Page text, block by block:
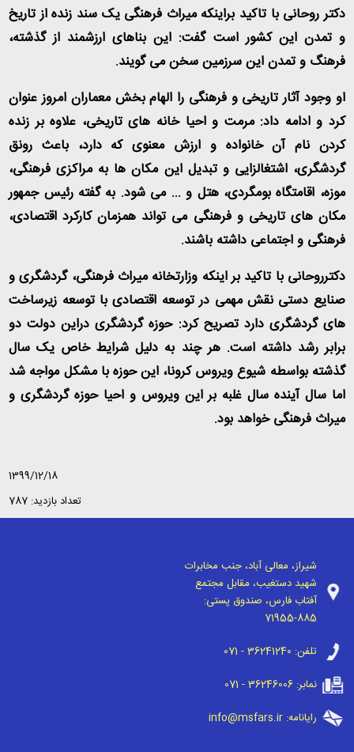
دکتر روحانی با تاکید براینکه میراث فرهنگی یک سند زنده از تاریخ
و تمدن این کشور است گفت: این بناهای ارزشمند از گذشته،
فرهنگ و تمدن این سرزمین سخن می گویند.
او وجود آثار تاریخی و فرهنگی را الهام بخش معماران امروز عنوان
کرد و ادامه داد: مرمت و احیا خانه های تاریخی، علاوه بر زنده
کردن نام آن خانواده و ارزش معنوی که دارد، باعث رونق
گردشگری، اشتغالزایی و تبدیل این مکان ها به مراکزی فرهنگی،
موزه، اقامتگاه بومگردی، هتل و ... می شود. به گفته رئیس جمهور
مکان های تاریخی و فرهنگی می تواند همزمان کارکرد اقتصادی،
فرهنگی و اجتماعی داشته باشند.
دکترروحانی با تاکید بر اینکه وزارتخانه میراث فرهنگی، گردشگری و
صنایع دستی نقش مهمی در توسعه اقتصادی با توسعه زیرساخت
های گردشگری دارد تصریح کرد: حوزه گردشگری دراین دولت دو
برابر رشد داشته است. هر چند به دلیل شرایط خاص یک سال
گذشته بواسطه شیوع ویروس کرونا، این حوزه با مشکل مواجه شد
اما سال آینده سال غلبه بر این ویروس و احیا حوزه گردشگری و
میراث فرهنگی خواهد بود.
1399/12/18
تعداد بازدید: 787
شیراز، معالی آباد، جنب مخابرات
شهید دستغیب، مقابل مجتمع
آفتاب فارس، صندوق پستی:
71955-885
تلفن: 071 - 36241240
نمابر:071 - 36246006
رایانامه:info@msfars.ir